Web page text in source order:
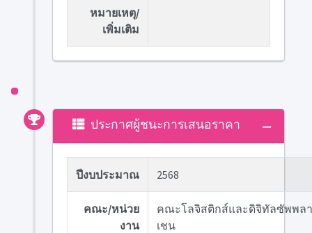
หมายเหตุ/
เพิ่มเติม
ประกาศผู้ชนะการเสนอราคา
ปีงบประมาณ 2568
คณะ/หน่วย
งาน
คณะโลจิสติกส์และดิจิทัลซัพพล
เชน